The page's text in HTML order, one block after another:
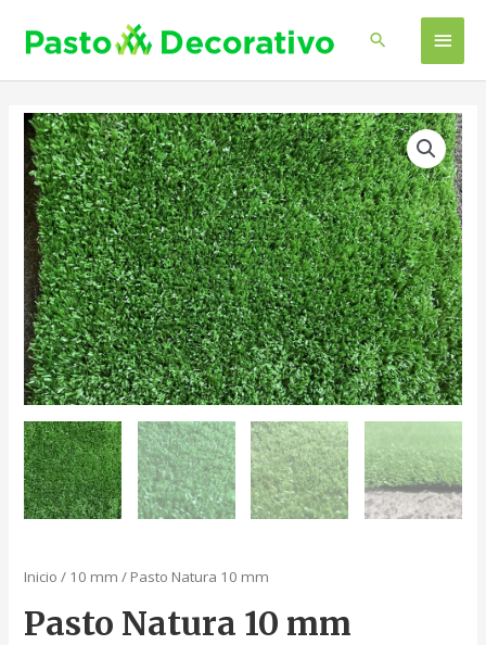
Inicio / 10 mm / Pasto Natura 10 mm
Pasto Natura 10 mm